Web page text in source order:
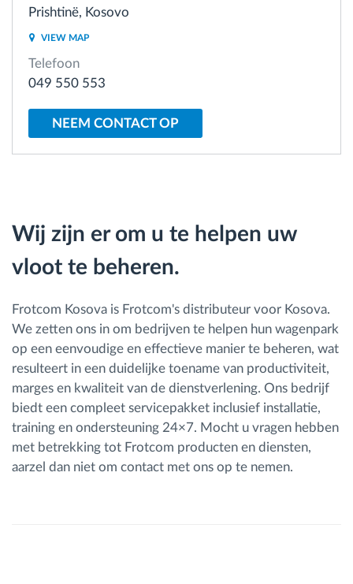
Brandstofbeheer
Automatische bestuurdersidentificatie
Hoe we de noden van elke vlootactiviteit
oplossen
Besparingscalculator
Prishtinë, Kosovo
VIEW MAP
Telefoon
049 550 553
NEEM CONTACT OP
Wij zijn er om u te helpen uw
vloot te beheren.
Frotcom Kosova is Frotcom's distributeur voor Kosova.
We zetten ons in om bedrijven te helpen hun wagenpark
op een eenvoudige en effectieve manier te beheren, wat
resulteert in een duidelijke toename van productiviteit,
marges en kwaliteit van de dienstverlening. Ons bedrijf
biedt een compleet servicepakket inclusief installatie,
training en ondersteuning 24×7. Mocht u vragen hebben
met betrekking tot Frotcom producten en diensten,
aarzel dan niet om contact met ons op te nemen.